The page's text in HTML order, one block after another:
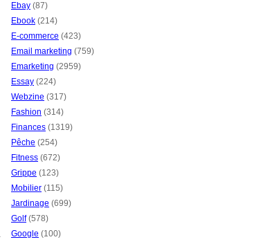
Ebay (87)
Ebook (214)
E-commerce (423)
Email marketing (759)
Emarketing (2959)
Essay (224)
Webzine (317)
Fashion (314)
Finances (1319)
Pêche (254)
Fitness (672)
Grippe (123)
Mobilier (115)
Jardinage (699)
Golf(578)
Google (100)